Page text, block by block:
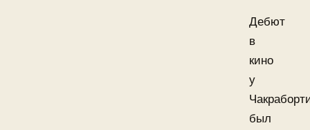
Дебют
в
кино
у
был